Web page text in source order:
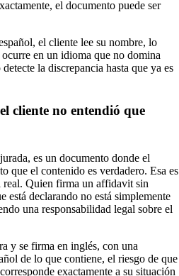
el documento puede ser
el cliente lee su nombre, lo
en un idioma que no domina
la discrepancia hasta que ya es
cliente no entendió que
es un documento donde el
que el contenido es verdadero. Esa es
real. Quien firma un affidavit sin
está declarando no está simplemente
una responsabilidad legal sobre el
y se firma en inglés, con una
de lo que contiene, el riesgo de que
exactamente a su situación